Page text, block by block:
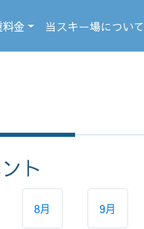
金 当スキー場について
ト
8月 9月